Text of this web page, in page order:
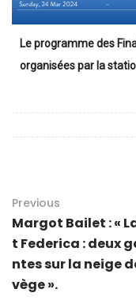
Le programme des
organisées par la
Previous
Margot Bailet : «
t Federica : deux
ntes sur la neige
vège ».